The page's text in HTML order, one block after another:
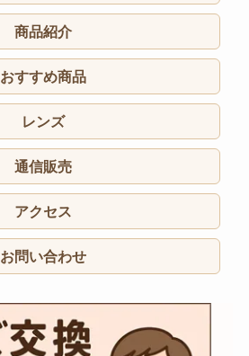
商品紹介
おすすめ商品
レンズ
通信販売
アクセス
お問い合わせ